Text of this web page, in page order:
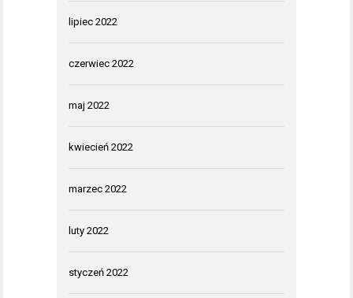
lipiec 2022
czerwiec 2022
maj 2022
kwiecień 2022
marzec 2022
luty 2022
styczeń 2022